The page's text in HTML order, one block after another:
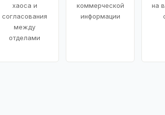
хаоса и
согласования
между
отделами
коммерческой
информации
на